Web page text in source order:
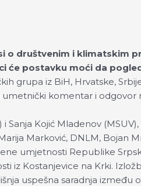
o društvenim i klimatskim
će postavku moći da
grupa iz BiH, Hrvatske,
komentar i
Sanja Kojić Mladenov
Marković, DNLM, Bojan
umjetnosti Republike
iz Kostanjevice na Krki.
uspešna saradnja